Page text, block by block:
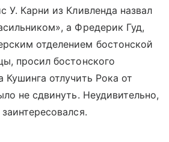
У. Карни из Кливленда назвал
а Фредерик Гуд,
отделением бостонской
просил бостонского
Кушинга отлучить Рока от
не сдвинуть. Неудивительно,